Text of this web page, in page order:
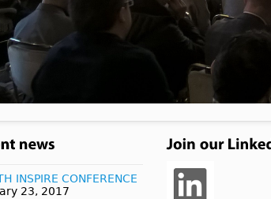
INSPIRE CONFERENCE
23, 2017